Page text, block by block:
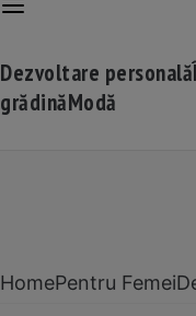
Dezvoltare personală
grădinăModă
HomePentru Femei